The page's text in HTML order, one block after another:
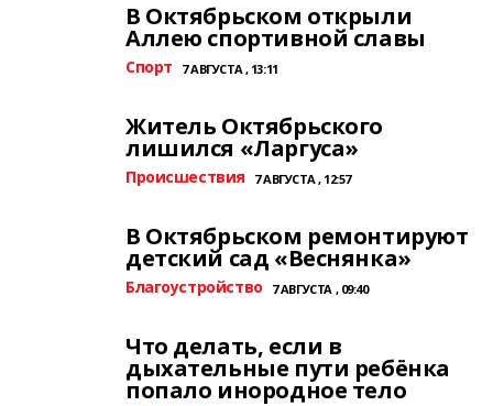
В Октябрьском открыли
Аллею спортивной славы
Спорт 7 АВГУСТА , 13:11
Житель Октябрьского
лишился «Ларгуса»
Происшествия 7 АВГУСТА , 12:57
В Октябрьском ремонтируют
детский сад «Веснянка»
Благоустройство 7 АВГУСТА , 09:40
Что делать, если в
дыхательные пути ребёнка
попало инородное тело